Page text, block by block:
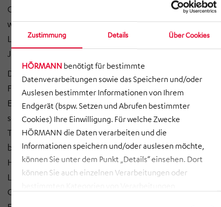
Zustimmung Details Über Cookies
HÖRMANN benötigt für bestimmte
Datenverarbeitungen sowie das Speichern und/oder
Auslesen bestimmter Informationen von Ihrem
Endgerät (bspw. Setzen und Abrufen bestimmter
Cookies) Ihre Einwilligung. Für welche Zwecke
HÖRMANN die Daten verarbeiten und die
Informationen speichern und/oder auslesen möchte,
können Sie unter dem Punkt „Details“ einsehen. Dort
können Sie auch einzelnen Verarbeitungen oder
Einwilligungsauswahl
Geschäftsführung zeitgleich in den Beirat wechseln
wird. Die kaufmännische und finanzwirtschaftliche
Leitung der Unternehmensgruppe wird weiterhin von
Johann Schmid-Davis als CFO verantwortet.
Dr. Michael Radke verfügt über ein umfangreiches
Fach- und Führungs-Know-how sowie langjährige
Erfahrungen im weltweiten Vertrieb und Service. Nach
seinem Maschinenbaustudium mit Promotion an der
TU Berlin startete er 1992 seine berufliche Laufbahn
bei der KSB AG in Frankenthal. Bei dem globalen
Hersteller von Pumpen und Armaturen sammelte er als
Leiter Konstruktion & Entwicklung, Werksleiter und
Geschäftsbereichsleiter mit Prokura wertvolle